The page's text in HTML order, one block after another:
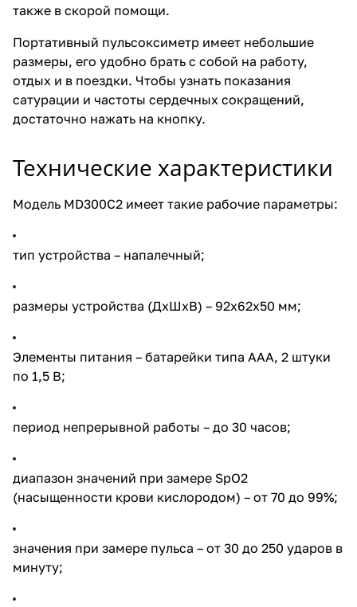
также в скорой помощи.
Портативный пульсоксиметр имеет небольшие
размеры, его удобно брать с собой на работу,
отдых и в поездки. Чтобы узнать показания
сатурации и частоты сердечных сокращений,
достаточно нажать на кнопку.
Технические характеристики
Модель MD300C2 имеет такие рабочие параметры:
тип устройства – напалечный;
размеры устройства (ДхШхВ) – 92х62х50 мм;
Элементы питания – батарейки типа ААА, 2 штуки
по 1,5 В;
период непрерывной работы – до 30 часов;
диапазон значений при замере SpO2
(насыщенности крови кислородом) – от 70 до 99%;
значения при замере пульса – от 30 до 250 ударов в
минуту;